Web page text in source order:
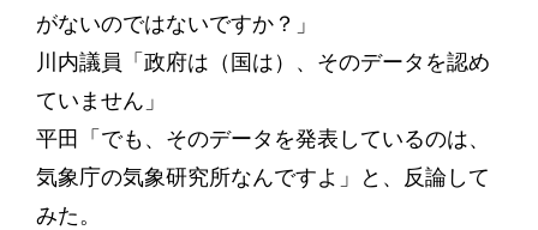
がないのではないですか？」
川内議員「政府は（国は）、そのデータを認め
ていません」
平田「でも、そのデータを発表しているのは、
気象庁の気象研究所なんですよ」と、反論して
みた。